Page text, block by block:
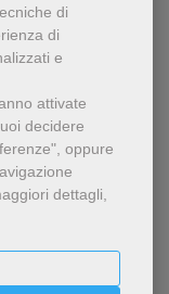
di
di
e
attivate
decidere
oppure
dettagli,